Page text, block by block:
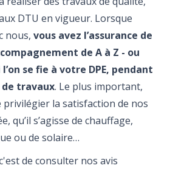
DTU en vigueur. Lorsque
nous, vous avez l’assurance de
de A à Z - ou
se fie à votre DPE, pendant
travaux. Le plus important,
privilégier la satisfaction de nos
qu’il s’agisse de chauffage,
ou de solaire…
de consulter nos avis